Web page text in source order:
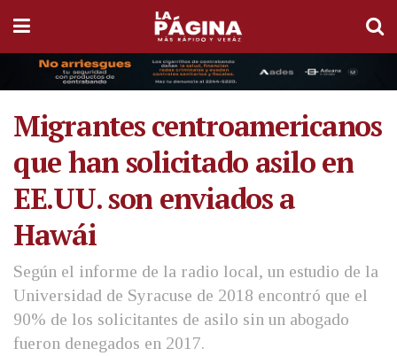
Migrantes centroamericanos
que han solicitado asilo en
EE.UU. son enviados a
Hawái
Según el informe de la radio local, un estudio de la
Universidad de Syracuse de 2018 encontró que el
90% de los solicitantes de asilo sin un abogado
fueron denegados en 2017.